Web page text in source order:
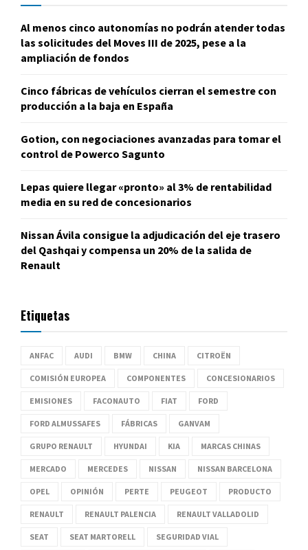
Al menos cinco autonomías no podrán atender todas
las solicitudes del Moves III de 2025, pese a la
ampliación de fondos
Cinco fábricas de vehículos cierran el semestre con
producción a la baja en España
Gotion, con negociaciones avanzadas para tomar el
control de Powerco Sagunto
Lepas quiere llegar «pronto» al 3% de rentabilidad
media en su red de concesionarios
Nissan Ávila consigue la adjudicación del eje trasero
del Qashqai y compensa un 20% de la salida de
Renault
Etiquetas
ANFAC AUDI BMW CHINA CITROËN
COMISIÓN EUROPEA COMPONENTES CONCESIONARIOS
EMISIONES FACONAUTO FIAT FORD
FORD ALMUSSAFES FÁBRICAS GANVAM
GRUPO RENAULT HYUNDAI KIA MARCAS CHINAS
MERCADO MERCEDES NISSAN NISSAN BARCELONA
OPEL OPINIÓN PERTE PEUGEOT PRODUCTO
RENAULT RENAULT PALENCIA RENAULT VALLADOLID
SEAT SEAT MARTORELL SEGURIDAD VIAL